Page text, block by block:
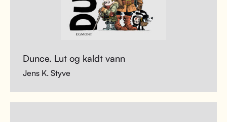
Dunce. Lut og kaldt vann
Jens K. Styve